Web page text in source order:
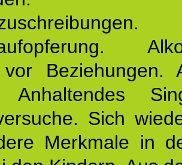
Beziehungen.
Anhaltendes
Sich
Merkmale in